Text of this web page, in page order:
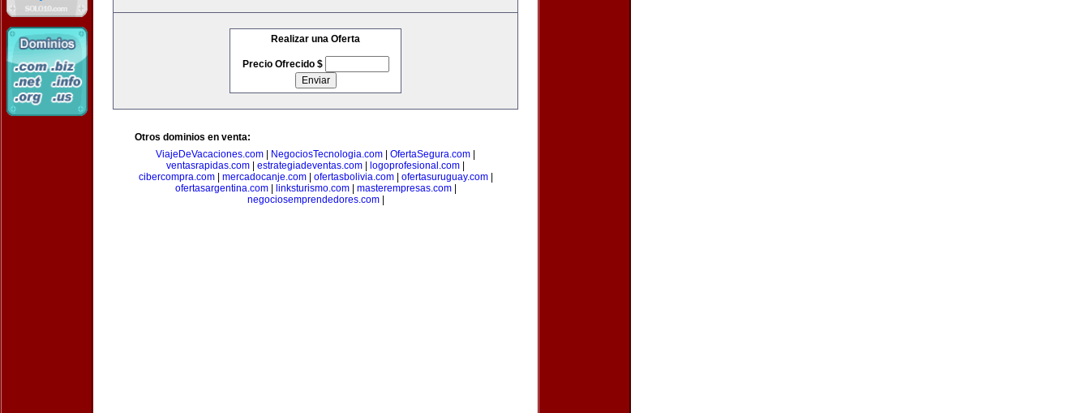
Realizar una Oferta
Precio Ofrecido $
Otros dominios en venta:
ViajeDeVacaciones.com
NegociosTecnologia.com OfertaSegura.com
ventasrapidas.com
estrategiadeventas.com logoprofesional.com
cibercompra.com| mercadocanje.com| ofertasbolivia.com| ofertasuruguay.com|
ofertasargentina.com| linksturismo.com| masterempresas.com|
negociosemprendedores.com|